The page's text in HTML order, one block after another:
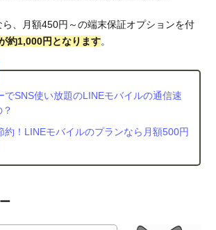
、月額450円～の端末保証オプションを付
約1,000円となります。
でSNS使い放題のLINEモバイルの通信速
約！LINEモバイルのプランなら月額500円